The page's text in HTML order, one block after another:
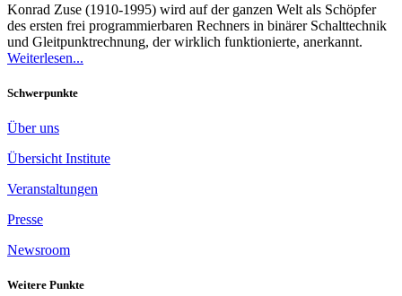
Konrad Zuse (1910-1995) wird auf der ganzen Welt als Schöpfer
des ersten frei programmierbaren Rechners in binärer Schalttechnik
und Gleitpunktrechnung, der wirklich funktionierte, anerkannt.
Weiterlesen...
Schwerpunkte
Über uns
Übersicht Institute
Veranstaltungen
Presse
Newsroom
Weitere Punkte